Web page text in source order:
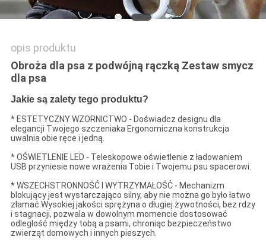
opis produktu
Obroża dla psa z podwójną rączką Zestaw smycz
dla psa
Jakie są zalety tego produktu?
* ESTETYCZNY WZORNICTWO - Doświadcz designu dla
elegancji Twojego szczeniaka Ergonomiczna konstrukcja
uwalnia obie ręce i jedną.
* OŚWIETLENIE LED - Teleskopowe oświetlenie z ładowaniem
USB przyniesie nowe wrażenia Tobie i Twojemu psu spacerowi.
* WSZECHSTRONNOŚĆ I WYTRZYMAŁOŚĆ - Mechanizm
blokujący jest wystarczająco silny, aby nie można go było łatwo
złamać.Wysokiej jakości sprężyna o długiej żywotności, bez rdzy
i stagnacji, pozwala w dowolnym momencie dostosować
odległość między tobą a psami, chroniąc bezpieczeństwo
zwierząt domowych i innych pieszych.